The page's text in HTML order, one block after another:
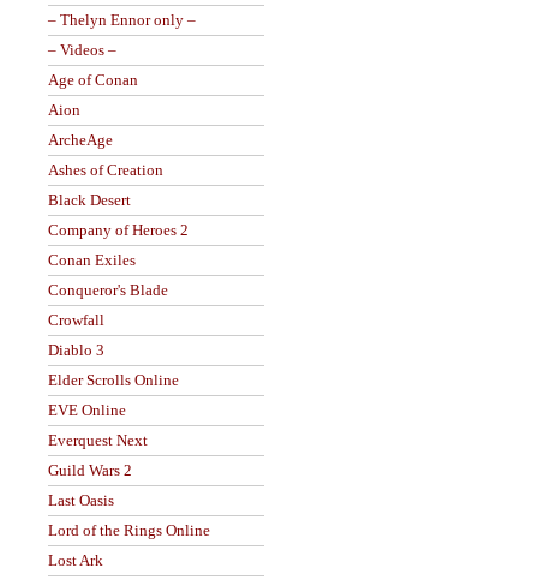
– Thelyn Ennor only –
– Videos –
Age of Conan
Aion
ArcheAge
Ashes of Creation
Black Desert
Company of Heroes 2
Conan Exiles
Conqueror's Blade
Crowfall
Diablo 3
Elder Scrolls Online
EVE Online
Everquest Next
Guild Wars 2
Last Oasis
Lord of the Rings Online
Lost Ark